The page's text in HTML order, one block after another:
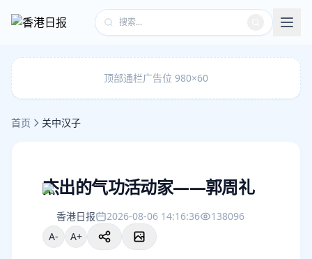
顶部通栏广告位 980×60
首页 关中汉子
杰出的气功活动家——郭周礼
香港日报 2026-08-06 14:16:36
138096
A-
A+